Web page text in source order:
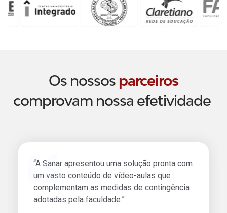
Os nossos parceiros
comprovam nossa efetividade
“A Sanar apresentou uma solução pronta com
um vasto conteúdo de vídeo-aulas que
complementam as medidas de contingência
adotadas pela faculdade.”